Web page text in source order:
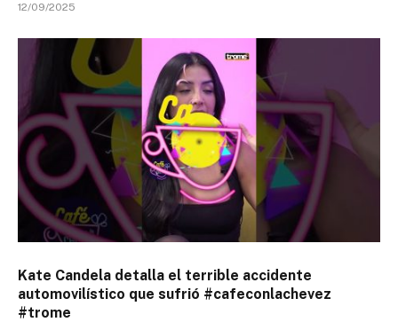
12/09/2025
Kate Candela detalla el terrible accidente
automovilístico que sufrió #cafeconlachevez
#trome